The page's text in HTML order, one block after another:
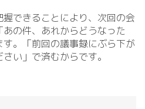
できることにより、次回の会
の件、あれからどうなった
。「前回の議事録にぶら下が
い」で済むからです。